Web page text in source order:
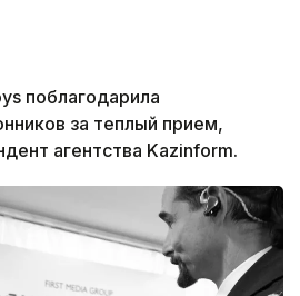
поблагодарила
за теплый прием,
агентства Kazinform.